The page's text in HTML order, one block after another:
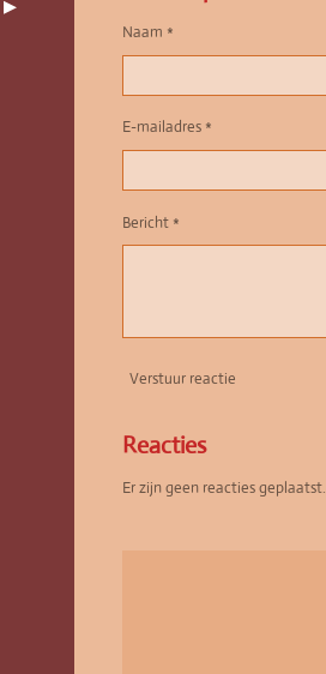
Naam *
E-mailadres *
Bericht *
Verstuur reactie
Reacties
Er zijn geen reacties geplaatst.